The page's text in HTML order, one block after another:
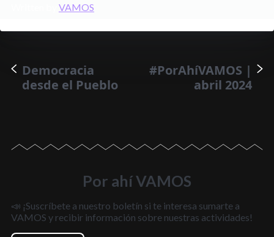
VAMOS
Democracia
desde el Pueblo
#PorAhíVAMOS |
abril 2024
Por ahí VAMOS
📣 ¡Suscríbete a nuestro boletín si te interesa sumarte a
VAMOS y recibir información sobre nuestras actividades!